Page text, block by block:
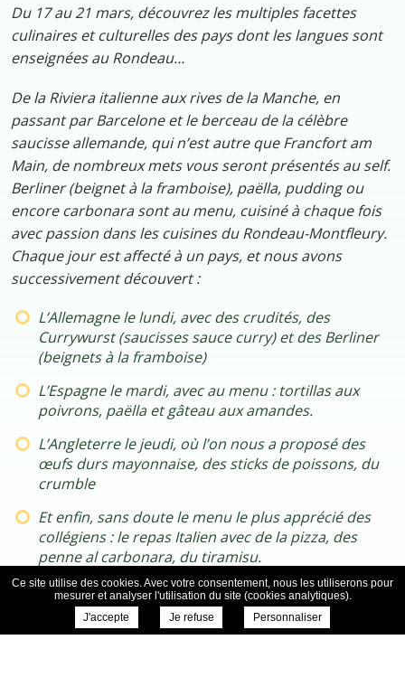
Du 17 au 21 mars, découvrez les multiples facettes
culinaires et culturelles des pays dont les langues sont
enseignées au Rondeau…
De la Riviera italienne aux rives de la Manche, en
passant par Barcelone et le berceau de la célèbre
saucisse allemande, qui n’est autre que Francfort am
Main, de nombreux mets vous seront présentés au self.
Berliner (beignet à la framboise), paëlla, pudding ou
encore carbonara sont au menu, cuisiné à chaque fois
avec passion dans les cuisines du Rondeau-Montfleury.
Chaque jour est affecté à un pays, et nous avons
successivement découvert :
L’Allemagne le lundi, avec des crudités, des
Currywurst (saucisses sauce curry) et des Berliner
(beignets à la framboise)
L’Espagne le mardi, avec au menu : tortillas aux
poivrons, paëlla et gâteau aux amandes.
L’Angleterre le jeudi, où l’on nous a proposé des
œufs durs mayonnaise, des sticks de poissons, du
crumble
Et enfin, sans doute le menu le plus apprécié des
collégiens : le repas Italien avec de la pizza, des
penne al carbonara, du tiramisu.
Notons aussi que des jeux sont proposés tout le long
de la semaine au foyer.
Ce site utilise des cookies. Avec votre consentement, nous les utiliserons pour
mesurer et analyser l'utilisation du site (cookies analytiques).
J'accepte
Je refuse Personnaliser